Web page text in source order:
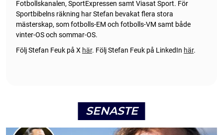
Fotbollskanalen, SportExpressen samt Viasat Sport. För
Sportbibelns räkning har Stefan bevakat flera stora
mästerskap, som fotbolls-EM och fotbolls-VM samt både
vinter-OS och sommar-OS.
Följ Stefan Feuk på X här. Följ Stefan Feuk på LinkedIn här.
SENASTE